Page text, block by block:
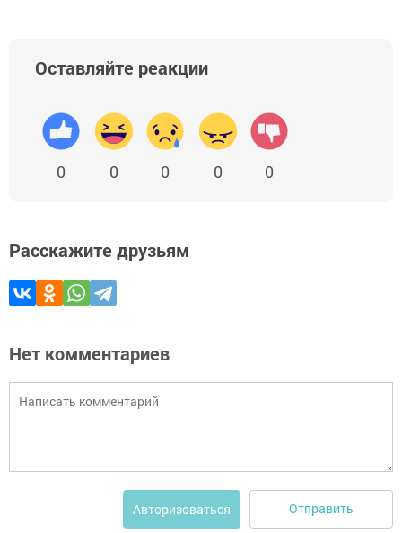
Оставляйте реакции
0 0 0 0 0
Расскажите друзьям
Нет комментариев
Авторизоваться Отправить